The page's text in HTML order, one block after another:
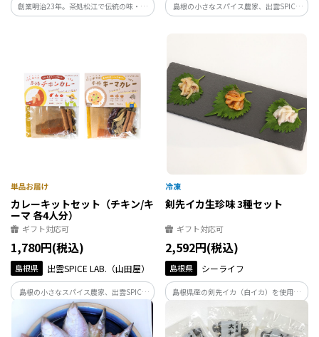
創業明治23年。茶処松江で伝統の味・技
を守り、素材を吟味しながら菓子作りを
島根の小さなスパイス農家、出雲SPICE
LAB.が作ったクラフトコーラとチャイの
カレーキットセット（チキン/キ
ーマ 各4人分）
ギフト対応可
1,780円(税込)
島根県 出雲SPICE LAB.（山田屋）
島根の小さなスパイス農家、出雲SPICE
LAB.が作った、はじめての方でも簡単に
本格スパイスカレーが作れるキットです。
剣先イカ生珍味 3種セット
ギフト対応可
2,592円(税込)
島根県 シーライフ
島根県産の剣先イカ（白イカ）を使用し
た、3種の生珍味のセットです。甘みが強
く身がとても柔らかい為、生で食べても
コリコリさは少なく、ねっとりとした歯